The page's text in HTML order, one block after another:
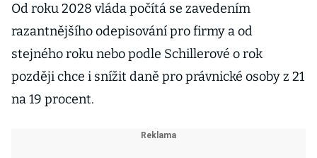
Od roku 2028 vláda počítá se zavedením
razantnějšího odepisování pro firmy a od
stejného roku nebo podle Schillerové o rok
později chce i snížit daně pro právnické osoby z 21
na 19 procent.